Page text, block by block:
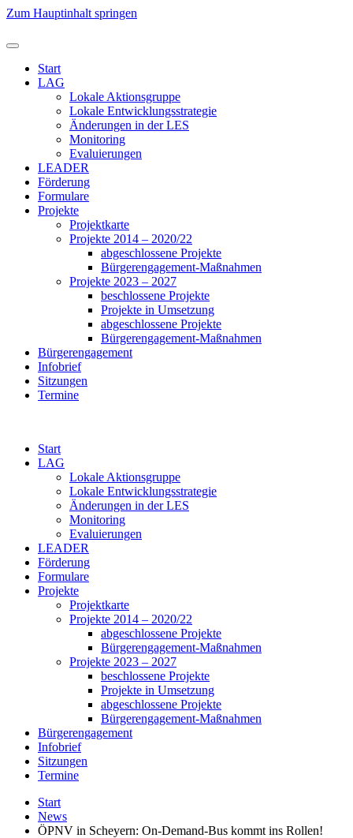
Zum Hauptinhalt springen
Start
LAG
Lokale Aktionsgruppe
Lokale Entwicklungsstrategie
Änderungen in der LES
Monitoring
Evaluierungen
LEADER
Förderung
Formulare
Projekte
Projektkarte
Projekte 2014 – 2020/22
abgeschlossene Projekte
Bürgerengagement-Maßnahmen
Projekte 2023 – 2027
beschlossene Projekte
Projekte in Umsetzung
abgeschlossene Projekte
Bürgerengagement-Maßnahmen
Bürgerengagement
Infobrief
Sitzungen
Termine
Start
LAG
Lokale Aktionsgruppe
Lokale Entwicklungsstrategie
Änderungen in der LES
Monitoring
Evaluierungen
LEADER
Förderung
Formulare
Projekte
Projektkarte
Projekte 2014 – 2020/22
abgeschlossene Projekte
Bürgerengagement-Maßnahmen
Projekte 2023 – 2027
beschlossene Projekte
Projekte in Umsetzung
abgeschlossene Projekte
Bürgerengagement-Maßnahmen
Bürgerengagement
Infobrief
Sitzungen
Termine
Start
News
ÖPNV in Scheyern: On-Demand-Bus kommt ins Rollen!